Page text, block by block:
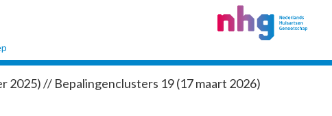
2025) // Bepalingenclusters 19 (17 maart 2026)